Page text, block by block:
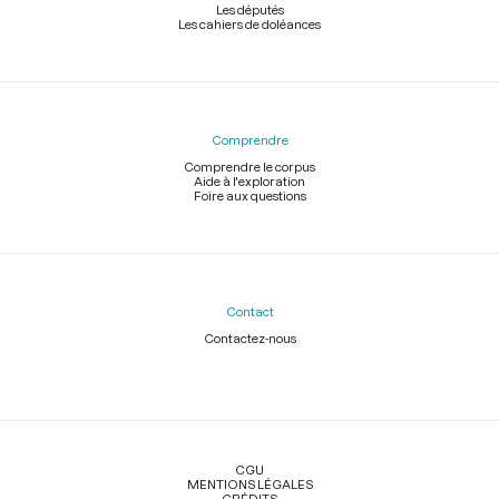
Les députés
Les cahiers de doléances
Comprendre
Comprendre le corpus
Aide à l'exploration
Foire aux questions
Contact
Contactez-nous
Légal
CGU
MENTIONS LÉGALES